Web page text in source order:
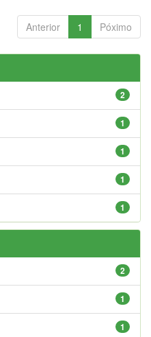
Anterior 1 Póximo
2
1
1
1
1
2
1
1